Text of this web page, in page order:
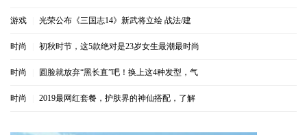
游戏 光荣公布《三国志14》新武将立绘 战法/建
时尚 初秋时节，这5款绝对是23岁女生最潮最时尚
时尚 圆脸就放弃“黑长直”吧！换上这4种发型，气
时尚 2019最网红套餐，护肤界的神仙搭配，了解